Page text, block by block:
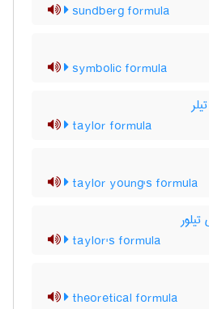
sundberg formula
symbolic formula
taylor formula
taylor young's formula
taylor's formula
theoretical formula